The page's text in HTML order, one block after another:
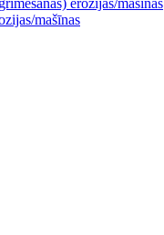
erozijas/mašīnas
mašīnas